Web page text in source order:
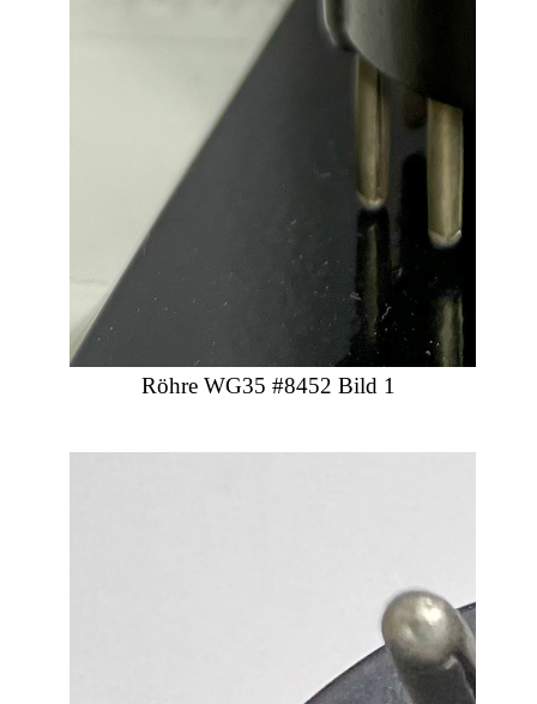
Röhre WG35 #8452 Bild 1